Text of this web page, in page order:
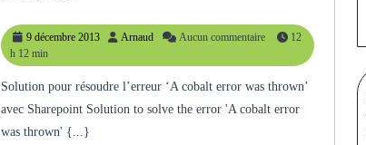
Résolution
Du
Message
‘A
Cobalt
9 décembre 2013
9
2013
Arnaud Arnaud
Aucun commentaire
12
h 12 min
Solution pour résoudre l’erreur ‘A cobalt error was thrown’
avec Sharepoint Solution to solve the error 'A cobalt error
was thrown' {...}